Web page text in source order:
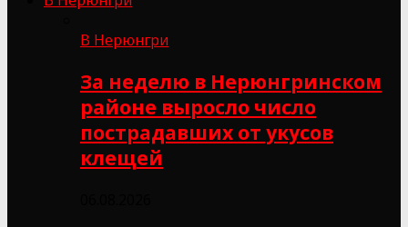
В Нерюнгри
За неделю в Нерюнгринском
районе выросло число
пострадавших от укусов
клещей